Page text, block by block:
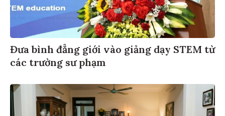
Đưa bình đẳng giới vào giảng dạy STEM từ
các trường sư phạm